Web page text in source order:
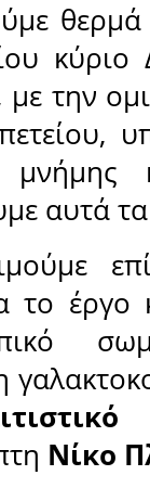
με την
αυτά τα
το
Νίκο